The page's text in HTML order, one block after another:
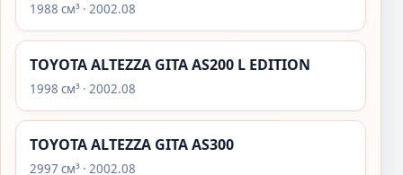
1988 см³ · 2002.08
TOYOTA ALTEZZA GITA AS200 L EDITION
1998 см³ · 2002.08
TOYOTA ALTEZZA GITA AS300
2997 см³ · 2002.08